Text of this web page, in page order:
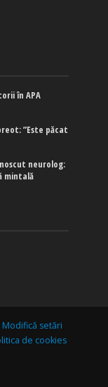
în APA
preot: ”Este păcat
neurolog:
mintală
Modifică setări
de cookies